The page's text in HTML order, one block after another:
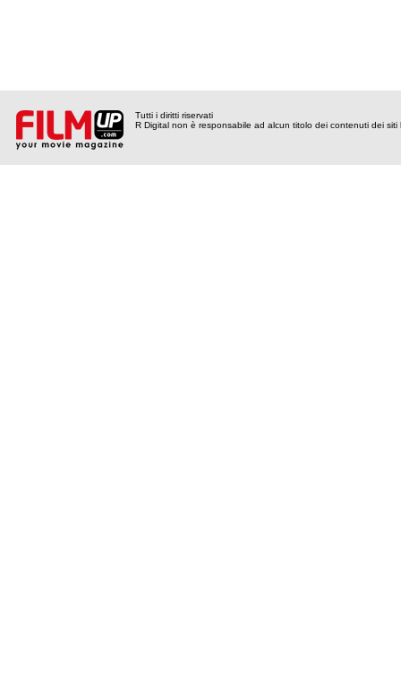
Tutti i diritti riservati
R Digital non è responsabile ad alcun titolo dei contenuti dei siti